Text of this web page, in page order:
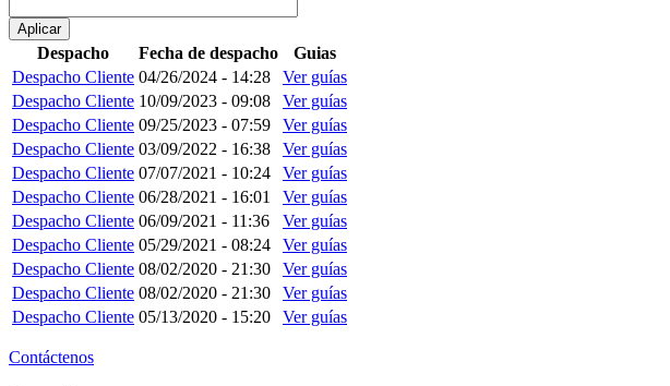
Despacho Fecha de despacho
Guias
Despacho Cliente 04/26/2024 - 14:28
Ver guías
Despacho Cliente 10/09/2023 - 09:08
Ver guías
Despacho Cliente 09/25/2023 - 07:59
Ver guías
Despacho Cliente 03/09/2022 - 16:38
Ver guías
Despacho Cliente 07/07/2021 - 10:24
Ver guías
Despacho Cliente 06/28/2021 - 16:01
Ver guías
Despacho Cliente 06/09/2021 - 11:36
Ver guías
Despacho Cliente 05/29/2021 - 08:24
Ver guías
Despacho Cliente 08/02/2020 - 21:30
Ver guías
Despacho Cliente 08/02/2020 - 21:30
Ver guías
Despacho Cliente 05/13/2020 - 15:20 Ver guías
Contáctenos